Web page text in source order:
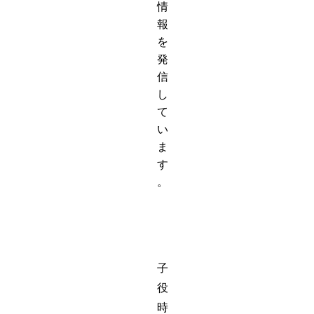
情
報
を
発
信
し
て
い
ま
す
。
子
役
時